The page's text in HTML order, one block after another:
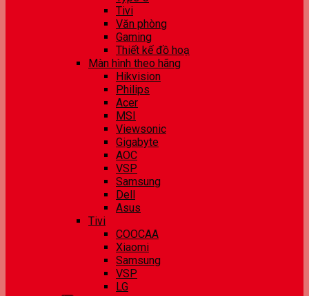
Tivi
Văn phòng
Gaming
Thiết kế đồ hoạ
Màn hình theo hãng
Hikvision
Philips
Acer
MSI
Viewsonic
Gigabyte
AOC
VSP
Samsung
Dell
Asus
Tivi
COOCAA
Xiaomi
Samsung
VSP
LG